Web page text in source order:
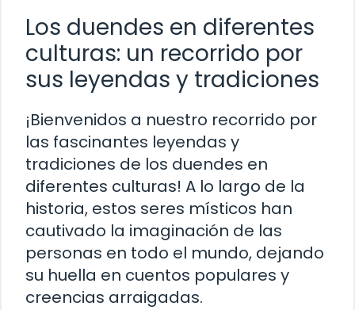
Los duendes en diferentes
culturas: un recorrido por
sus leyendas y tradiciones
¡Bienvenidos a nuestro recorrido por
las fascinantes leyendas y
tradiciones de los duendes en
diferentes culturas! A lo largo de la
historia, estos seres místicos han
cautivado la imaginación de las
personas en todo el mundo, dejando
su huella en cuentos populares y
creencias arraigadas.